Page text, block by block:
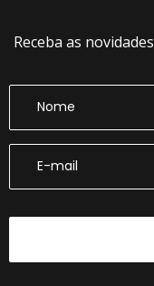
Receba as novidades